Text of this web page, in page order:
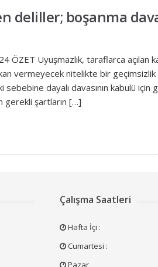
deliller; boşanma
Uyuşmazlık, taraflarca açılan
vermeyecek nitelikte bir geçimsizlik
dayalı davasının kabulü için
gerekli şartların […]
Çalışma Saatleri
Hafta İçi :
Cumartesi :
Pazar